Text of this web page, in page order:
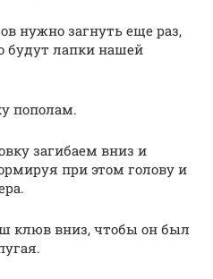
нужно загнуть еще раз,
будут лапки нашей
пополам.
загибаем вниз и
при этом голову и
клюв вниз, чтобы он был